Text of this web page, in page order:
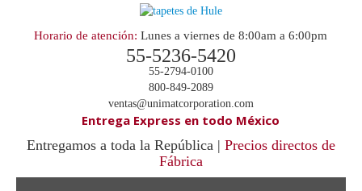
Horario de atención: Lunes a viernes de 8:00am a 6:00pm
55-5236-5420
55-2794-0100
800-849-2089
ventas@unimatcorporation.com
Entrega Express en todo México
Entregamos a toda la República | Precios directos de
Fábrica